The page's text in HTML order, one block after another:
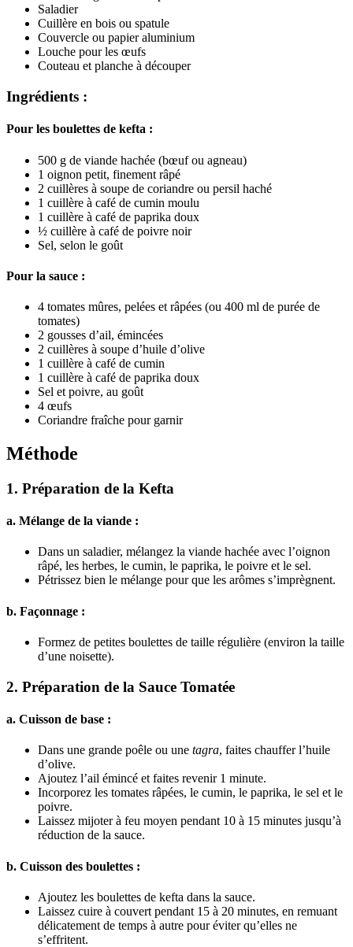
Saladier
Cuillère en bois ou spatule
Couvercle ou papier aluminium
Louche pour les œufs
Couteau et planche à découper
Ingrédients :
Pour les boulettes de kefta :
500 g de viande hachée (bœuf ou agneau)
1 oignon petit, finement râpé
2 cuillères à soupe de coriandre ou persil haché
1 cuillère à café de cumin moulu
1 cuillère à café de paprika doux
½ cuillère à café de poivre noir
Sel, selon le goût
Pour la sauce :
4 tomates mûres, pelées et râpées (ou 400 ml de purée de
tomates)
2 gousses d’ail, émincées
2 cuillères à soupe d’huile d’olive
1 cuillère à café de cumin
1 cuillère à café de paprika doux
Sel et poivre, au goût
4 œufs
Coriandre fraîche pour garnir
Méthode
1. Préparation de la Kefta
a. Mélange de la viande :
Dans un saladier, mélangez la viande hachée avec l’oignon
râpé, les herbes, le cumin, le paprika, le poivre et le sel.
Pétrissez bien le mélange pour que les arômes s’imprègnent.
b. Façonnage :
Formez de petites boulettes de taille régulière (environ la taille
d’une noisette).
2. Préparation de la Sauce Tomatée
a. Cuisson de base :
Dans une grande poêle ou une tagra, faites chauffer l’huile
d’olive.
Ajoutez l’ail émincé et faites revenir 1 minute.
Incorporez les tomates râpées, le cumin, le paprika, le sel et le
poivre.
Laissez mijoter à feu moyen pendant 10 à 15 minutes jusqu’à
réduction de la sauce.
b. Cuisson des boulettes :
Ajoutez les boulettes de kefta dans la sauce.
Laissez cuire à couvert pendant 15 à 20 minutes, en remuant
délicatement de temps à autre pour éviter qu’elles ne
s’effritent.